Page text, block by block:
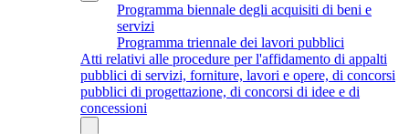
Programma biennale degli acquisiti di beni e
servizi
Programma triennale dei lavori pubblici
Atti relativi alle procedure per l'affidamento di appalti
pubblici di servizi, forniture, lavori e opere, di concorsi
pubblici di progettazione, di concorsi di idee e di
concessioni